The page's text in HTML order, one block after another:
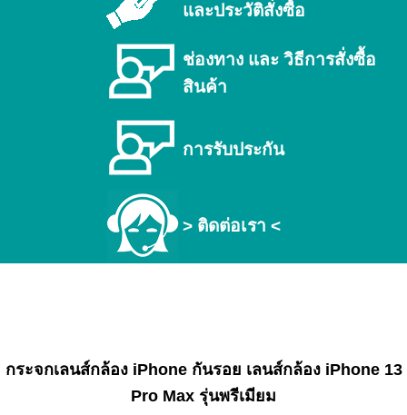
และประวัติสั่งซื้อ
ช่องทาง และ วิธีการสั่งซื้อ
สินค้า
การรับประกัน
> ติดต่อเรา <
กระจกเลนส์กล้อง iPhone กันรอย เลนส์กล้อง iPhone 13
Pro Max รุ่นพรีเมียม